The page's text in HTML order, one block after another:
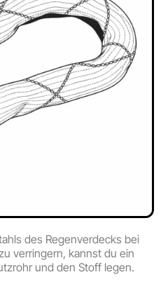
des Regenverdecks bei
verringern, kannst du ein
und den Stoff legen.